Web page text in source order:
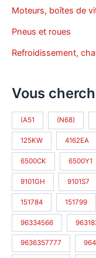
Moteurs, boîtes de
Pneus et roues
Refroidissement,
Vous
(A51 (N68)
125KW 4162EA
6500CK 6500Y1
9101GH 9101S7
151784 151799
96334566
9636357777